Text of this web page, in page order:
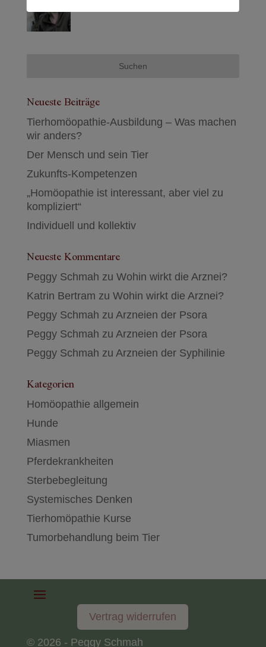
Neueste Beiträge
Tierhomöopathie-Ausbildung – Was machen
wir anders?
Der Mensch und sein Tier
Zukunfts-Kompetenzen
„Homöopathie ist interessant, aber viel zu
kompliziert“
Individuell und kollektiv
Neueste Kommentare
Peggy Schmah zu Wohin wirkt die Arznei?
Katrin Bertram zu Wohin wirkt die Arznei?
Peggy Schmah zu Arzneien der Psora
Peggy Schmah zu Arzneien der Psora
Peggy Schmah zu Arzneien der Syphilinie
Kategorien
Homöopathie allgemein
Hunde
Miasmen
Pferdekrankheiten
Sterbebegleitung
Systemisches Denken
Tierhomöpathie Kurse
Tumorbehandlung beim Tier
Vertrag widerrufen
© 2026 - Peggy Schmah